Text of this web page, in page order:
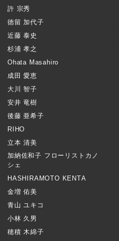
許 宗秀
徳留 加代子
近藤 泰史
杉浦 孝之
Ohata Masahiro
成田 愛恵
大川 智子
安井 竜樹
後藤 亜希子
RIHO
立本 清美
加納佐和子 フローリストカノ
シェ
HASHIRAMOTO KENTA
金増 佑美
青山 ユキコ
小林 久男
穂積 木綿子